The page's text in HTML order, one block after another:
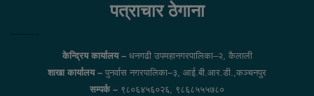
पत्राचार ठेगाना
केन्द्रिय कार्यालय –धनगढी उपमहानगरपालिका–२, कैलाली
शाखा कार्यालय – पुनर्वास नगरपालिका–३, आई.बी.आर.डी.,कञ्चनपुर
सम्पर्क – ९८०६४५६०२६, ९८६८५५५७८०